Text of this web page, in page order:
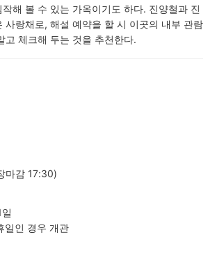
해 볼 수 있는 가옥이기도 하다. 진양철과 진
사랑채로, 해설 예약을 할 시 이곳의 내부 관람
고 체크해 두는 것을 추천한다.
마감 17:30)
일인 경우 개관